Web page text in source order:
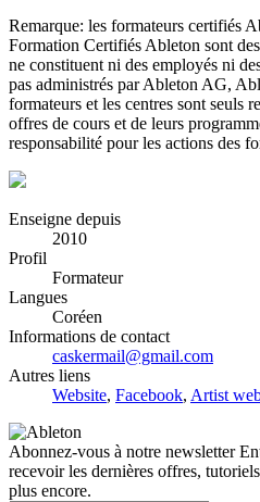
Remarque: les formateurs certifiés
Formation Certifiés Ableton sont
ne constituent ni des employés ni
pas administrés par Ableton AG,
formateurs et les centres sont seuls
offres de cours et de leurs
responsabilité pour les actions des
Enseigne depuis
2010
Profil
Formateur
Langues
Coréen
Informations de contact
caskermail@gmail.com
Autres liens
Website, Facebook, Artist
Abonnez-vous à notre newsletter
recevoir les dernières offres,
plus encore.